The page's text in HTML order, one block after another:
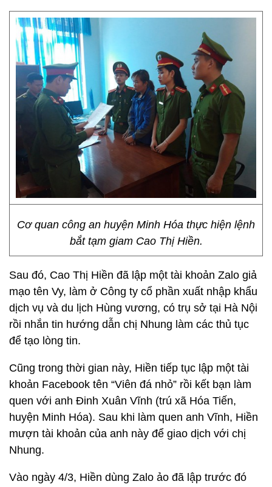
Cơ quan công an huyện Minh Hóa thực hiện lệnh
bắt tạm giam Cao Thị Hiền.
Sau đó, Cao Thị Hiền đã lập một tài khoản Zalo giả
mạo tên Vy, làm ở Công ty cổ phần xuất nhập khẩu
dịch vụ và du lịch Hùng vương, có trụ sở tại Hà Nội
rồi nhắn tin hướng dẫn chị Nhung làm các thủ tục
để tạo lòng tin.
Cũng trong thời gian này, Hiền tiếp tục lập một tài
khoản Facebook tên “Viên đá nhỏ” rồi kết bạn làm
quen với anh Đinh Xuân Vĩnh (trú xã Hóa Tiến,
huyện Minh Hóa). Sau khi làm quen anh Vĩnh, Hiền
mượn tài khoản của anh này để giao dịch với chị
Nhung.
Vào ngày 4/3, Hiền dùng Zalo ảo đã lập trước đó